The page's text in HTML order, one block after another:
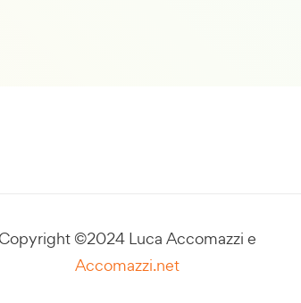
Copyright ©2024 Luca Accomazzi e
Accomazzi.net